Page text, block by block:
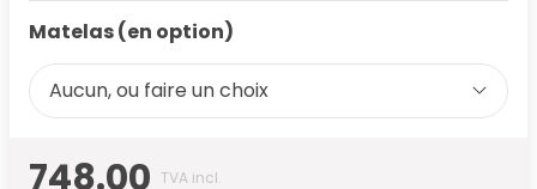
Matelas (en option)
Aucun, ou faire un choix
748.00 TVA incl.